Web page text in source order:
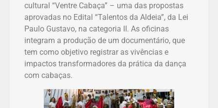
cultural “Ventre Cabaça” – uma das propostas
aprovadas no Edital “Talentos da Aldeia”, da Lei
Paulo Gustavo, na categoria II. As oficinas
integram a produção de um documentário, que
tem como objetivo registrar as vivências e
impactos transformadores da prática da dança
com cabaças.